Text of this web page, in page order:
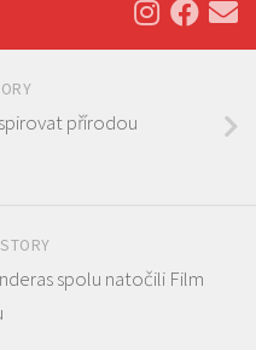
přírodou
spolu natočili Film